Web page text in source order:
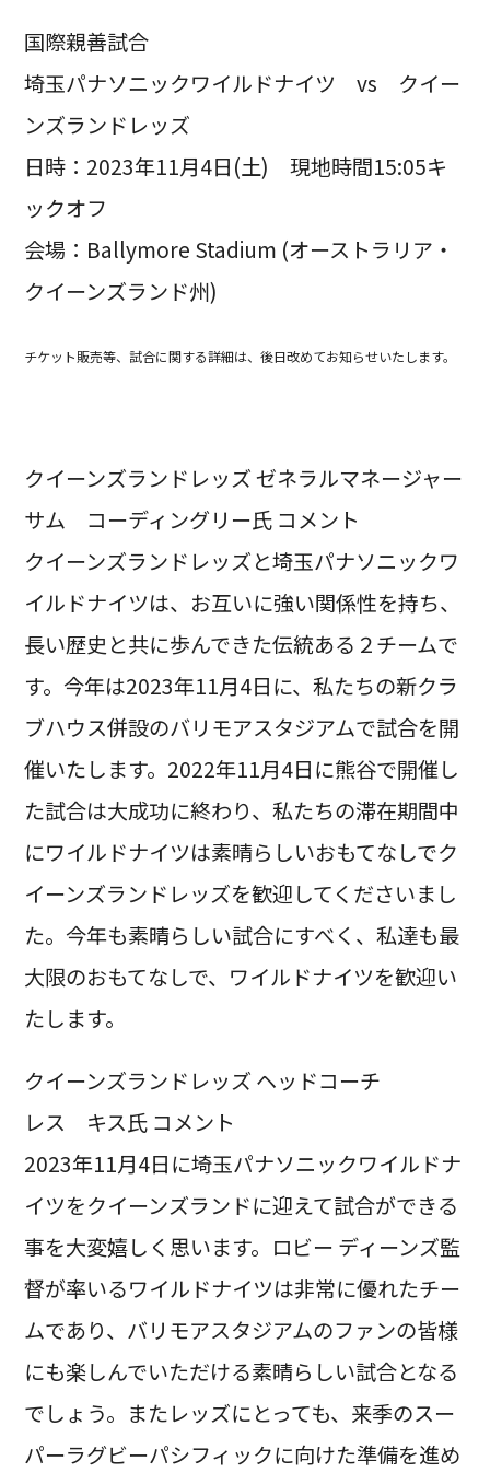
国際親善試合
埼玉パナソニックワイルドナイツ vs クイー
ンズランドレッズ
日時：2023年11月4日(土) 現地時間15:05キ
ックオフ
会場：Ballymore Stadium (オーストラリア・
クイーンズランド州)
チケット販売等、試合に関する詳細は、後日改めてお知らせいたします。
クイーンズランドレッズ ゼネラルマネージャー
サム コーディングリー氏 コメント
クイーンズランドレッズと埼玉パナソニックワ
イルドナイツは、お互いに強い関係性を持ち、
長い歴史と共に歩んできた伝統ある２チームで
す。今年は2023年11月4日に、私たちの新クラ
ブハウス併設のバリモアスタジアムで試合を開
催いたします。2022年11月4日に熊谷で開催し
た試合は大成功に終わり、私たちの滞在期間中
にワイルドナイツは素晴らしいおもてなしでク
イーンズランドレッズを歓迎してくださいまし
た。今年も素晴らしい試合にすべく、私達も最
大限のおもてなしで、ワイルドナイツを歓迎い
たします。
クイーンズランドレッズ ヘッドコーチ
レス キス氏 コメント
2023年11月4日に埼玉パナソニックワイルドナ
イツをクイーンズランドに迎えて試合ができる
事を大変嬉しく思います。ロビー ディーンズ監
督が率いるワイルドナイツは非常に優れたチー
ムであり、バリモアスタジアムのファンの皆様
にも楽しんでいただける素晴らしい試合となる
でしょう。またレッズにとっても、来季のスー
パーラグビーパシフィックに向けた準備を進め